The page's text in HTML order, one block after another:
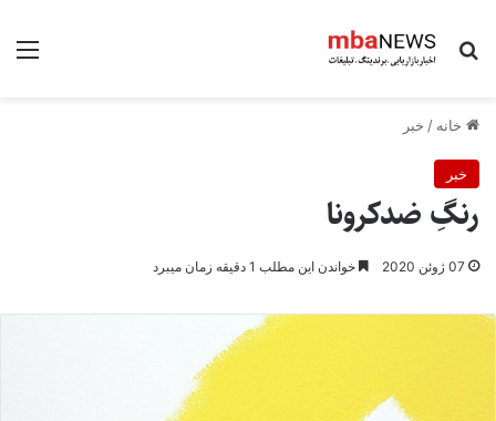
جستجو برای
خانه / خبر
خبر
رنگِ ضدکرونا
07 ژوئن 2020 خواندن این مطلب 1 دقیقه زمان میبرد